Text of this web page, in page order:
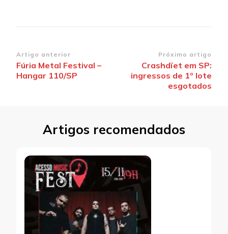
Navegação
de
Artigo anterior
Fúria Metal Festival –
Hangar 110/SP
Próximo artigo
Crashdïet em SP:
ingressos de 1º lote
esgotados
Artigos recomendados